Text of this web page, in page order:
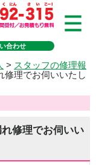
合わせ
> スタッフの修理報
修理でお伺いいたし
修理でお伺いい